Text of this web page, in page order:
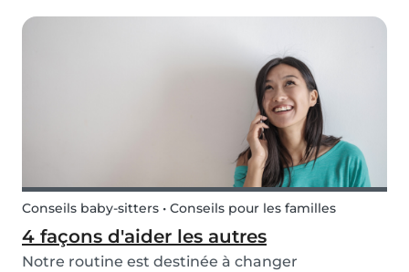
aller au bureau ou à être dans un endroit
Conseils baby-sitters • Conseils pour les familles
4 façons d'aider les autres
Notre routine est destinée à changer